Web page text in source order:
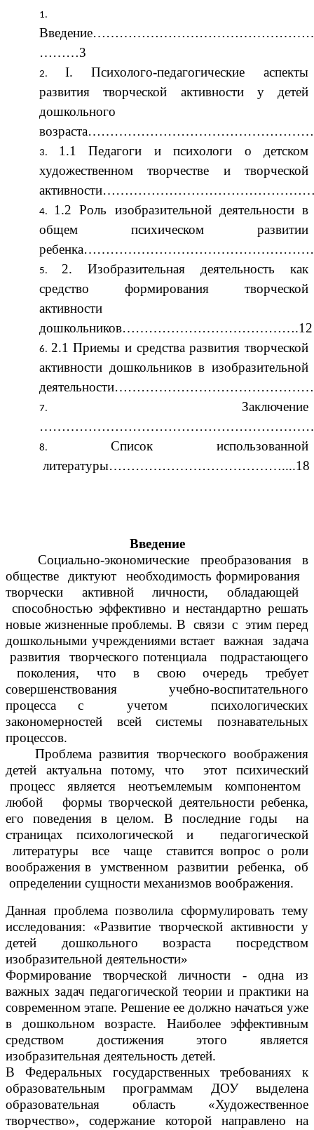
………3
I. Психолого-педагогические аспекты
развития творческой активности у детей
дошкольного
1.1 Педагоги и психологи о детском
художественном творчестве и творческой
1.2 Роль изобразительной деятельности в
общем психическом развитии
2. Изобразительная деятельность как
средство формирования творческой
активности
дошкольников………………………………….12
2.1 Приемы и средства развития творческой
активности дошкольников в изобразительной
Заключение
Список использованной
литературы…………………………………....18
Введение
Социально-экономические преобразования в
обществе диктуют необходимость формирования
творчески активной личности, обладающей
способностью эффективно и нестандартно решать
новые жизненные проблемы. В связи с этим перед
дошкольными учреждениями встает важная задача
развития творческого потенциала подрастающего
поколения, что в свою очередь требует
совершенствования учебно-воспитательного
процесса с учетом психологических
закономерностей всей системы познавательных
процессов.
Проблема развития творческого воображения
детей актуальна потому, что этот психический
процесс является неотъемлемым компонентом
любой формы творческой деятельности ребенка,
его поведения в целом. В последние годы на
страницах психологической и педагогической
литературы все чаще ставится вопрос о роли
воображения в умственном развитии ребенка, об
определении сущности механизмов воображения.
Данная проблема позволила сформулировать тему
исследования: «Развитие творческой активности у
детей дошкольного возраста посредством
изобразительной деятельности»
Формирование творческой личности - одна из
важных задач педагогической теории и практики на
современном этапе. Решение ее должно начаться уже
в дошкольном возрасте. Наиболее эффективным
средством достижения этого является
изобразительная деятельность детей.
В Федеральных государственных требованиях к
образовательным программам ДОУ выделена
образовательная область «Художественное
творчество», содержание которой направлено на